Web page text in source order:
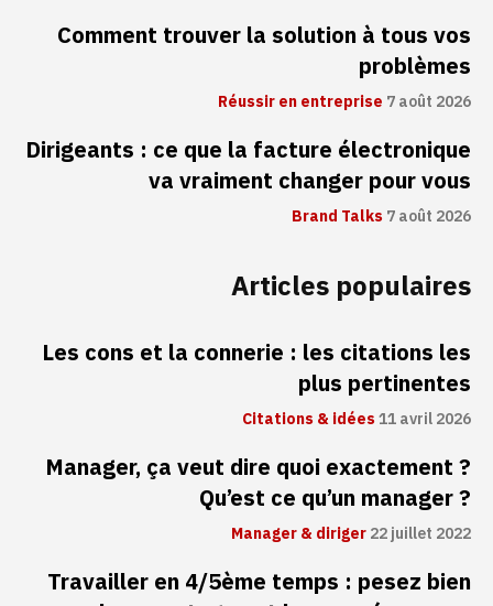
Comment trouver la solution à tous vos
problèmes
Réussir en entreprise 7 août 2026
Dirigeants : ce que la facture électronique
va vraiment changer pour vous
Brand Talks7 août 2026
Articles populaires
Les cons et la connerie : les citations les
plus pertinentes
Citations & idées11 avril 2026
Manager, ça veut dire quoi exactement ?
Qu’est ce qu’un manager ?
Manager & diriger22 juillet 2022
Travailler en 4/5ème temps : pesez bien